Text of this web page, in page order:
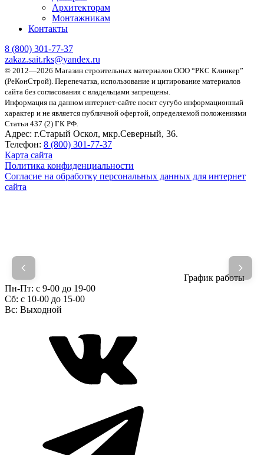
Архитекторам
Монтажникам
Контакты
8 (800) 301-77-37
zakaz.sait.rks@yandex.ru
© 2012—2026 Магазин строительных материалов ООО “РКС Клинкер”
(РеКонСтрой). Перепечатка, использование и цитирование материалов
сайта без согласования с владельцами запрещены.
Информация на данном интернет-сайте носит сугубо информационный
характер и не является публичной офертой, определяемой положениями
Статьи 437 (2) ГК РФ.
Адрес: г.Старый Оскол, мкр.Северный, 36.
Телефон: 8 (800) 301-77-37
Карта сайта
Политика конфиденциальности
Согласие на обработку персональных данных для интернет
сайта
График работы
Пн-Пт: с 9-00 до 19-00
Сб: c 10-00 до 15-00
Вс: Выходной